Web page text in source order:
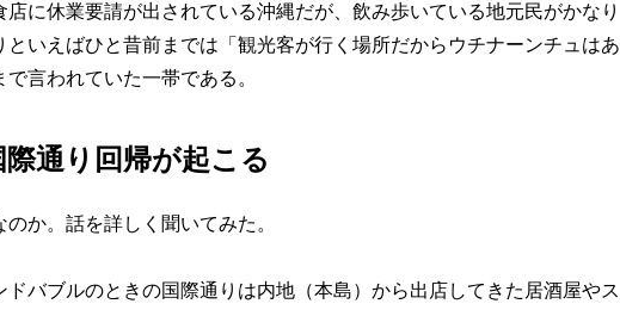
に休業要請が出されている沖縄だが、飲み歩いている地元民がかなり
いえばひと昔前までは「観光客が行く場所だからウチナーンチュはあ
言われていた一帯である。
通り回帰が起こる
か。話を詳しく聞いてみた。
ドバブルのときの国際通りは内地（本島）から出店してきた居酒屋やス